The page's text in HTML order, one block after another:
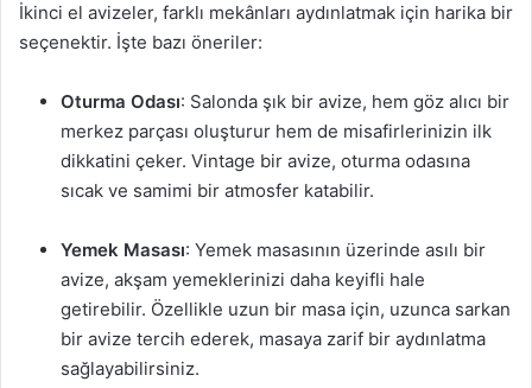
İkinci el avizeler, farklı mekânları aydınlatmak için harika bir
seçenektir. İşte bazı öneriler:
Oturma Odası: Salonda şık bir avize, hem göz alıcı bir
merkez parçası oluşturur hem de misafirlerinizin ilk
dikkatini çeker. Vintage bir avize, oturma odasına
sıcak ve samimi bir atmosfer katabilir.
Yemek Masası: Yemek masasının üzerinde asılı bir
avize, akşam yemeklerinizi daha keyifli hale
getirebilir. Özellikle uzun bir masa için, uzunca sarkan
bir avize tercih ederek, masaya zarif bir aydınlatma
sağlayabilirsiniz.